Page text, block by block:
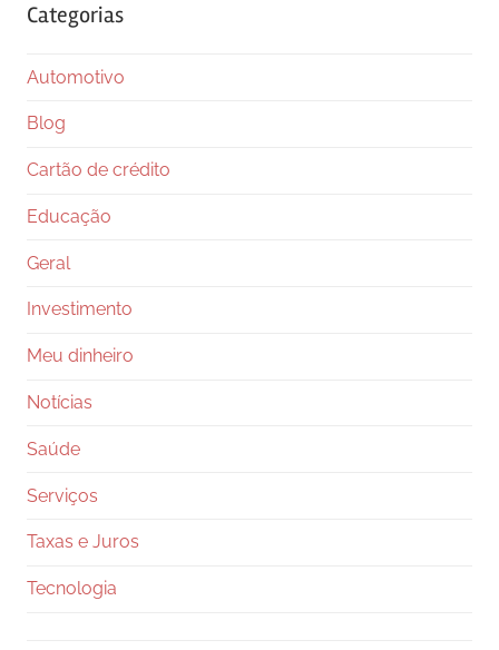
Categorias
Automotivo
Blog
Cartão de crédito
Educação
Geral
Investimento
Meu dinheiro
Notícias
Saúde
Serviços
Taxas e Juros
Tecnologia